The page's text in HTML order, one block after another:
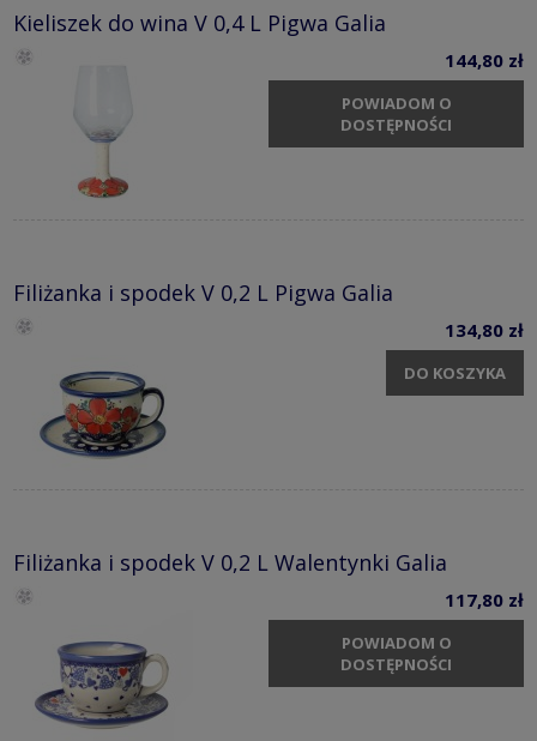
Kieliszek do wina V 0,4 L Pigwa Galia
144,80 zł
POWIADOM O
DOSTĘPNOŚCI
Filiżanka i spodek V 0,2 L Pigwa Galia
134,80 zł
DO KOSZYKA
Filiżanka i spodek V 0,2 L Walentynki Galia
117,80 zł
POWIADOM O
DOSTĘPNOŚCI